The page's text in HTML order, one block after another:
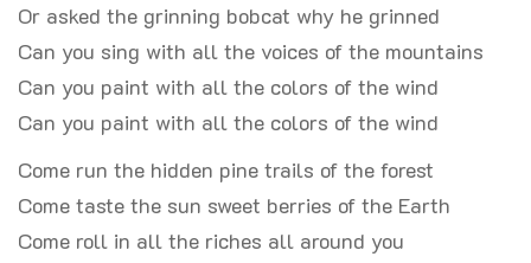
Or asked the grinning bobcat why he grinned
Can you sing with all the voices of the mountains
Can you paint with all the colors of the wind
Can you paint with all the colors of the wind
Come run the hidden pine trails of the forest
Come taste the sun sweet berries of the Earth
Come roll in all the riches all around you